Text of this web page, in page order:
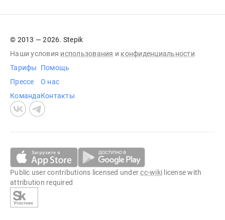
© 2013 — 2026. Stepik
Наши условия использования и конфиденциальности
Тарифы
Прессе
Команда
Помощь
О нас
Контакты
Public user contributions licensed undercc-wiki license with
attribution required